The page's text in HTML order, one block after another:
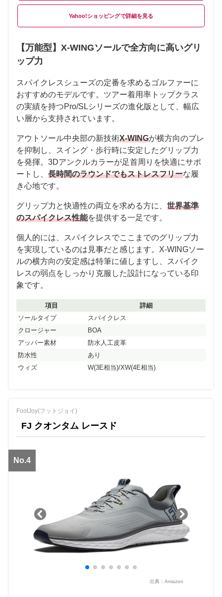
Yahoo!ショッピング
【万能型】X-WINGソールで全方向に高いグリ
ップ力
スパイクレスシューズの定番を求めるゴルファーに
おすすめのモデルです。ツアー着用率トップクラス
の実績を持つPro/SLシリーズの進化版として、幅広
い層から支持されています。
アウトソール中央部の新技術X-WINGが横方向のブレ
を抑制し、スイング・歩行時に安定したグリップ力
を発揮。3Dアンクルカラーが足首周りを快適にサポ
ートし、 長時間のラウンドでもストレスフリーな履
き心地です。
グリップ力と快適性の両立を求める方に、 世界基準
のスパイクレス性能を提供する一足です。
個人的には、スパイクレスでここまでのグリップ力
を実現しているのは見事だと感じます。X-WINGソー
ルの横方向の安定感は特筆に値しますし、スパイク
レスの弱点をしっかり克服した設計になっている印
象です。
項目
詳細
ソールタイプ
スパイクレス
クロージャー
BOA
アッパー素材
防水人工皮革
防水性
あり
ウィズ
W(3E相当)/XW(4E相当)
FootJoy(フットジョイ)
FJ クオンタム レースド
No.4
出典： Amazon